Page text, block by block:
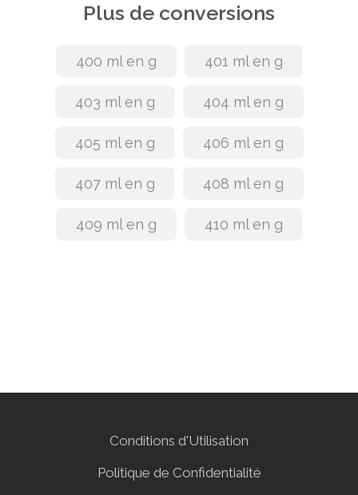
Plus de conversions
400 ml en g 401 ml en g
403 ml en g 404 ml en g
405 ml en g 406 ml en g
407 ml en g 408 ml en g
409 ml en g 410 ml en g
Conditions d'Utilisation
Politique de Confidentialité